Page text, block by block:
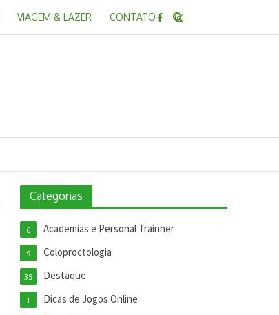
VIAGEM & LAZER CONTATO
Categorias
Academias e Personal Trainner
6
Coloproctologia
9
Destaque
35
Dicas de Jogos Online
1